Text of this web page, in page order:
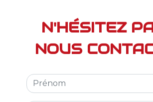
N'HÉSITEZ
NOUS